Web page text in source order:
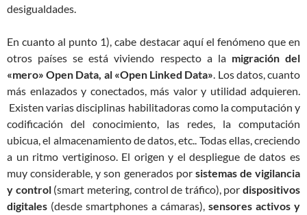
desigualdades.
En cuanto al punto 1), cabe destacar aquí el fenómeno que en
otros países se está viviendo respecto a la migración del
«mero» Open Data, al «Open Linked Data». Los datos, cuanto
más enlazados y conectados, más valor y utilidad adquieren.
Existen varias disciplinas habilitadoras como la computación y
codificación del conocimiento, las redes, la computación
ubicua, el almacenamiento de datos, etc.. Todas ellas, creciendo
a un ritmo vertiginoso. El origen y el despliegue de datos es
muy considerable, y son generados por sistemas de vigilancia
y control(smart metering, control de tráfico), por dispositivos
digitales (desde smartphones a cámaras), sensores activos y